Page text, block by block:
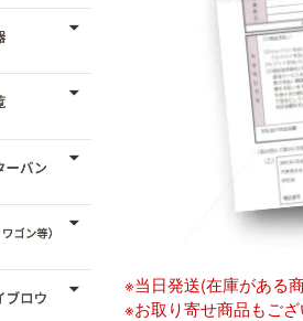
※当日発送(在庫がある
※お取り寄せ商品もご